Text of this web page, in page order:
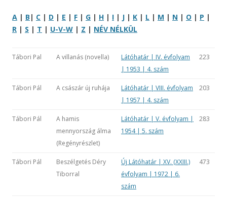
A | B | C | D | E | F | G | H | I | J | K | L | M | N | O | P |
R | S | T | U-V-W | Z | NÉV NÉLKÜL
Tábori Pal A villanás (novella)
Látóhatár | IV. évfolyam
| 1953 | 4. szám
223
Tábori Pál A császár új ruhája
Látóhatár | VIII. évfolyam
| 1957 | 4. szám
203
Tábori Pál
A hamis
mennyország álma
(Regényrészlet)
Látóhatár | V. évfolyam |
1954 | 5. szám
283
Tábori Pál
Beszélgetés Déry
Tiborral
Új Látóhatár | XV. (XXIII.)
évfolyam | 1972 | 6.
szám
473